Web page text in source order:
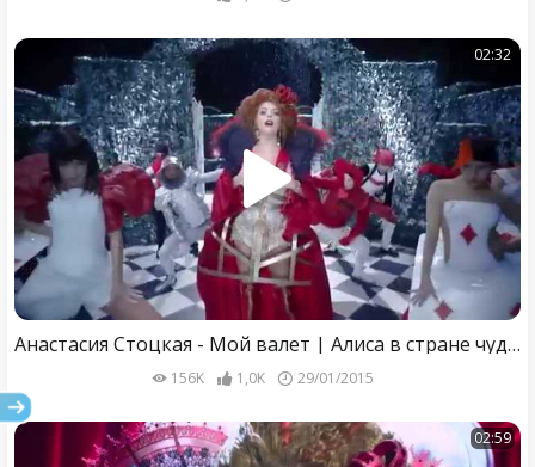
02:32
Анастасия Стоцкая - Мой валет | Алиса в стране чудес
156K 1,0K 29/01/2015
02:59